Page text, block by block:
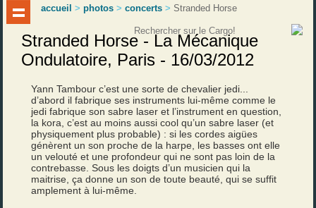
accueil >photos >concerts >Stranded Horse
Stranded Horse - La Mécanique
Ondulatoire, Paris - 16/03/2012
Yann Tambour c’est une sorte de chevalier jedi...
d’abord il fabrique ses instruments lui-même comme le
jedi fabrique son sabre laser et l’instrument en question,
la kora, c’est au moins aussi cool qu’un sabre laser (et
physiquement plus probable) : si les cordes aigües
génèrent un son proche de la harpe, les basses ont elle
un velouté et une profondeur qui ne sont pas loin de la
contrebasse. Sous les doigts d’un musicien qui la
maitrise, ça donne un son de toute beauté, qui se suffit
amplement à lui-même.